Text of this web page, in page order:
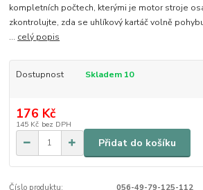
kompletních počtech, kterými je motor stroje
zkontrolujte, zda se uhlíkový kartáč volně
... celý popis
Dostupnost Skladem 10
176 Kč
145 Kč bez DPH
Přidat do košíku
Číslo produktu: 056-49-79-125-112